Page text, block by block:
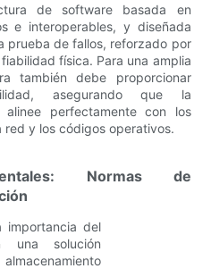
de software basada en
e interoperables, y diseñada
prueba de fallos, reforzado por
física. Para una amplia
también debe proporcionar
asegurando que la
alinee perfectamente con los
y los códigos operativos.
Normas de